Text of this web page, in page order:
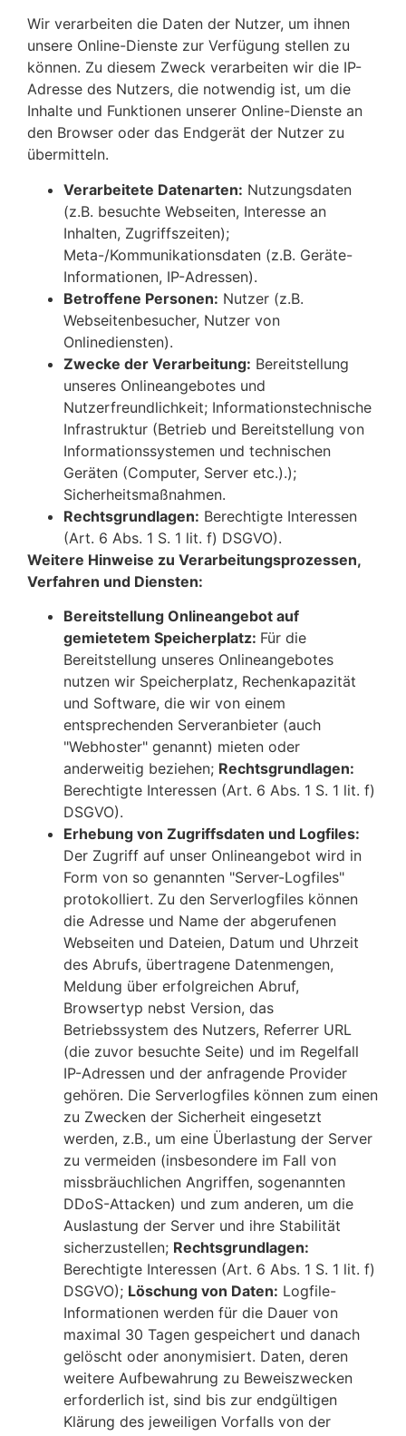
Wir verarbeiten die Daten der Nutzer, um ihnen
unsere Online-Dienste zur Verfügung stellen zu
können. Zu diesem Zweck verarbeiten wir die IP-
Adresse des Nutzers, die notwendig ist, um die
Inhalte und Funktionen unserer Online-Dienste an
den Browser oder das Endgerät der Nutzer zu
übermitteln.
Verarbeitete Datenarten: Nutzungsdaten
(z.B. besuchte Webseiten, Interesse an
Inhalten, Zugriffszeiten);
Meta-/Kommunikationsdaten (z.B. Geräte-
Informationen, IP-Adressen).
Betroffene Personen: Nutzer (z.B.
Webseitenbesucher, Nutzer von
Onlinediensten).
Zwecke der Verarbeitung: Bereitstellung
unseres Onlineangebotes und
Nutzerfreundlichkeit; Informationstechnische
Infrastruktur (Betrieb und Bereitstellung von
Informationssystemen und technischen
Geräten (Computer, Server etc.).);
Sicherheitsmaßnahmen.
Rechtsgrundlagen: Berechtigte Interessen
(Art. 6 Abs. 1 S. 1 lit. f) DSGVO).
Weitere Hinweise zu Verarbeitungsprozessen,
Verfahren und Diensten:
Bereitstellung Onlineangebot auf
gemietetem Speicherplatz: Für die
Bereitstellung unseres Onlineangebotes
nutzen wir Speicherplatz, Rechenkapazität
und Software, die wir von einem
entsprechenden Serveranbieter (auch
"Webhoster" genannt) mieten oder
anderweitig beziehen; Rechtsgrundlagen:
Berechtigte Interessen (Art. 6 Abs. 1 S. 1 lit. f)
DSGVO).
Erhebung von Zugriffsdaten und Logfiles:
Der Zugriff auf unser Onlineangebot wird in
Form von so genannten "Server-Logfiles"
protokolliert. Zu den Serverlogfiles können
die Adresse und Name der abgerufenen
Webseiten und Dateien, Datum und Uhrzeit
des Abrufs, übertragene Datenmengen,
Meldung über erfolgreichen Abruf,
Browsertyp nebst Version, das
Betriebssystem des Nutzers, Referrer URL
(die zuvor besuchte Seite) und im Regelfall
IP-Adressen und der anfragende Provider
gehören. Die Serverlogfiles können zum einen
zu Zwecken der Sicherheit eingesetzt
werden, z.B., um eine Überlastung der Server
zu vermeiden (insbesondere im Fall von
missbräuchlichen Angriffen, sogenannten
DDoS-Attacken) und zum anderen, um die
Auslastung der Server und ihre Stabilität
sicherzustellen; Rechtsgrundlagen:
Berechtigte Interessen (Art. 6 Abs. 1 S. 1 lit. f)
DSGVO); Löschung von Daten: Logfile-
Informationen werden für die Dauer von
maximal 30 Tagen gespeichert und danach
gelöscht oder anonymisiert. Daten, deren
weitere Aufbewahrung zu Beweiszwecken
erforderlich ist, sind bis zur endgültigen
Klärung des jeweiligen Vorfalls von der